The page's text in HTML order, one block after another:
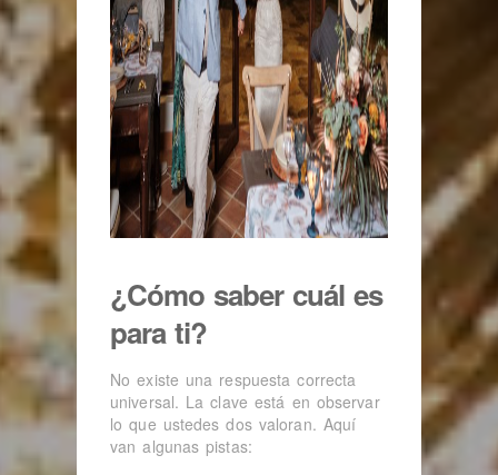
¿Cómo saber cuál es
para ti?
No existe una respuesta correcta
universal. La clave está en observar
lo que ustedes dos valoran. Aquí
van algunas pistas: